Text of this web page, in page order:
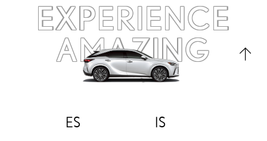
EXPERIENCE
AMAZING
ES
IS